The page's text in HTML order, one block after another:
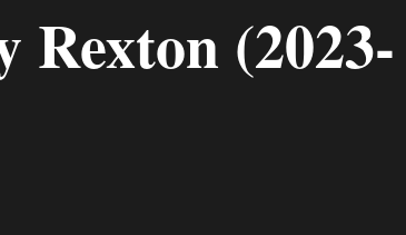
(2023-